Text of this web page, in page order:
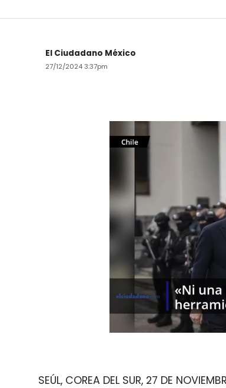
El Ciudadano México
27/12/2024 3:37pm
SEÚL, COREA DEL SUR, 27 DE